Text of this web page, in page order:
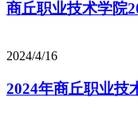
商丘职业技术学院
2024/4/16
2024年商丘职业技